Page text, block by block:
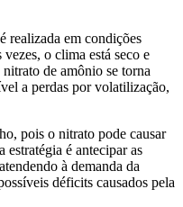
realizada em condições
vezes, o clima está seco e
de amônio se torna
a perdas por volatilização,
pois o nitrato pode causar
estratégia é antecipar as
à demanda da
déficits causados pela